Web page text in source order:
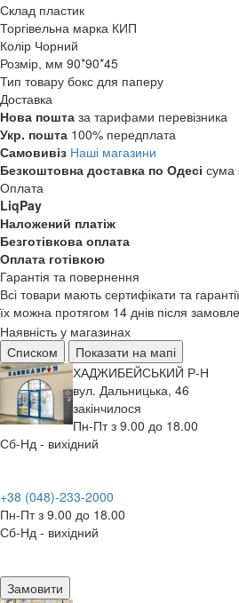
Склад пластик
Торгівельна марка КИП
Колір Чорний
Розмір, мм 90*90*45
Тип товару бокс для паперу
Доставка
Нова пошта за тарифами перевізника
Укр. пошта 100% передплата
Самовивіз Наші магазини
Безкоштовна доставка по Одесі сума
Оплата
LiqPay
Наложений платіж
Безготівкова оплата
Оплата готівкою
Гарантія та повернення
Всі товари мають сертифікати та
їх можна протягом 14 днів після
Наявність у магазинах
Списком
Показати на мапі
ХАДЖИБЕЙСЬКИЙ Р-Н
вул. Дальницька, 46
закінчилося
Пн-Пт з 9.00 до 18.00
Сб-Нд - вихідний
+38 (048)-233-2000
Пн-Пт з 9.00 до 18.00
Сб-Нд - вихідний
Замовити